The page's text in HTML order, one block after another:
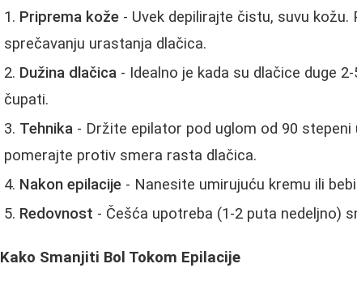
Priprema kože - Uvek depilirajte čistu, suvu kožu.
sprečavanju urastanja dlačica.
Dužina dlačica - Idealno je kada su dlačice duge
čupati.
Tehnika - Držite epilator pod uglom od 90
pomerajte protiv smera rasta dlačica.
Nakon epilacije - Nanesite umirujuću kremu ili
Redovnost - Češća upotreba (1-2 puta nedeljno)
Kako Smanjiti Bol Tokom Epilacije